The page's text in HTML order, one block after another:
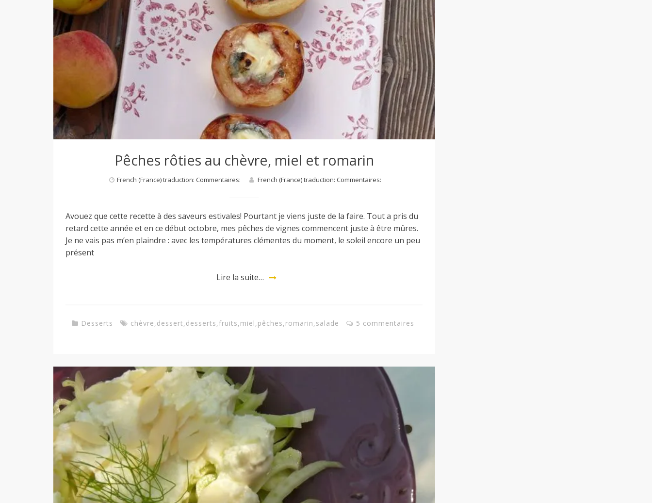
Pêches rôties au chèvre, miel et romarin
French (France) traduction: Commentaires: French (France) traduction: Commentaires:
Avouez que cette recette à des saveurs estivales! Pourtant je viens juste de la faire. Tout a pris du
retard cette année et en ce début octobre, mes pêches de vignes commencent juste à être mûres.
Je ne vais pas m’en plaindre : avec les températures clémentes du moment, le soleil encore un peu
présent
Lire la suite…
Desserts chèvre,dessert,desserts,fruits,miel,pêches,romarin,salade 5 commentaires